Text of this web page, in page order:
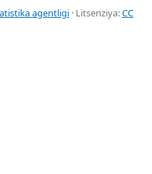
agentligi · Litsenziya:CC